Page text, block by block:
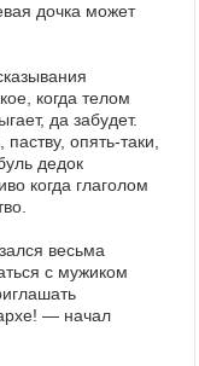
дочка может
когда телом
да забудет.
опять-таки,
дедок
когда глаголом
весьма
с мужиком
— начал